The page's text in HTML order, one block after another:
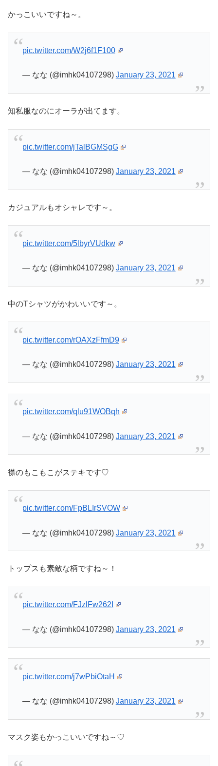
かっこいいですね～。
pic.twitter.com/W2j6f1F100
— なな (@imhk04107298) January 23, 2021
知私服なのにオーラが出てます。
pic.twitter.com/jTalBGMSgG
— なな (@imhk04107298) January 23, 2021
カジュアルもオシャレです～。
pic.twitter.com/5lbyrVUdkw
— なな (@imhk04107298) January 23, 2021
中のTシャツがかわいいです～。
pic.twitter.com/rOAXzFfmD9
— なな (@imhk04107298) January 23, 2021
pic.twitter.com/qlu91WOBqh
— なな (@imhk04107298) January 23, 2021
襟のもこもこがステキです♡
pic.twitter.com/FpBLIrSVOW
— なな (@imhk04107298) January 23, 2021
トップスも素敵な柄ですね～！
pic.twitter.com/FJzlFw262I
— なな (@imhk04107298) January 23, 2021
pic.twitter.com/j7wPbiOtaH
— なな (@imhk04107298) January 23, 2021
マスク姿もかっこいいですね～♡